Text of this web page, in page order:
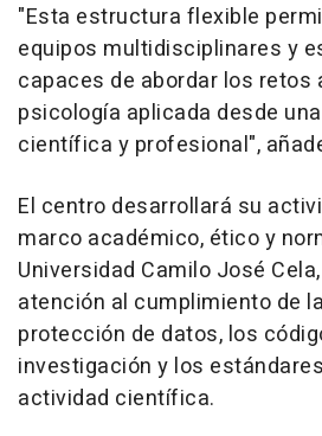
"Esta estructura flexible
equipos multidisciplinares y
capaces de abordar los retos
psicología aplicada desde
científica y profesional",
El centro desarrollará su
marco académico, ético y
Universidad Camilo José
atención al cumplimiento de
protección de datos, los
investigación y los
actividad científica.